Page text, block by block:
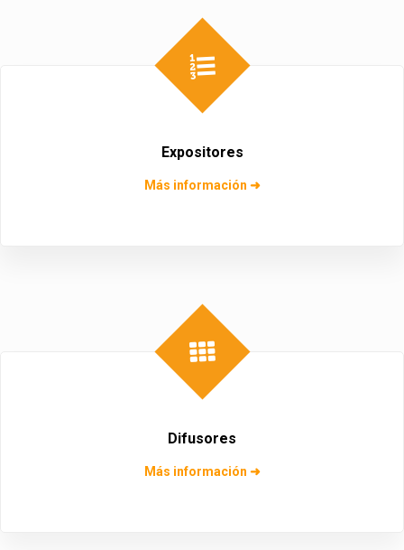
Expositores
Más información ➜
Difusores
Más información ➜